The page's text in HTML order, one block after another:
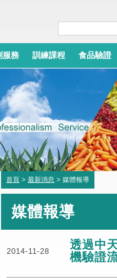
服務 訓練課程 食品驗證
首頁 > 最新消息 > 媒體報導
媒體報導
2014-11-28
透過中
機驗證